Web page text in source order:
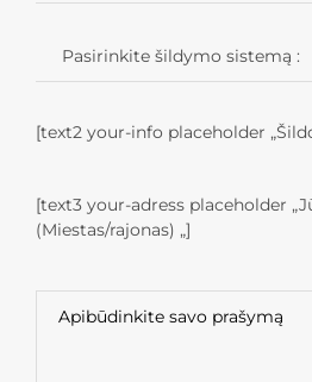
[text2 your-info placeholder
[text3 your-adress placeholder
(Miestas/rajonas) „]